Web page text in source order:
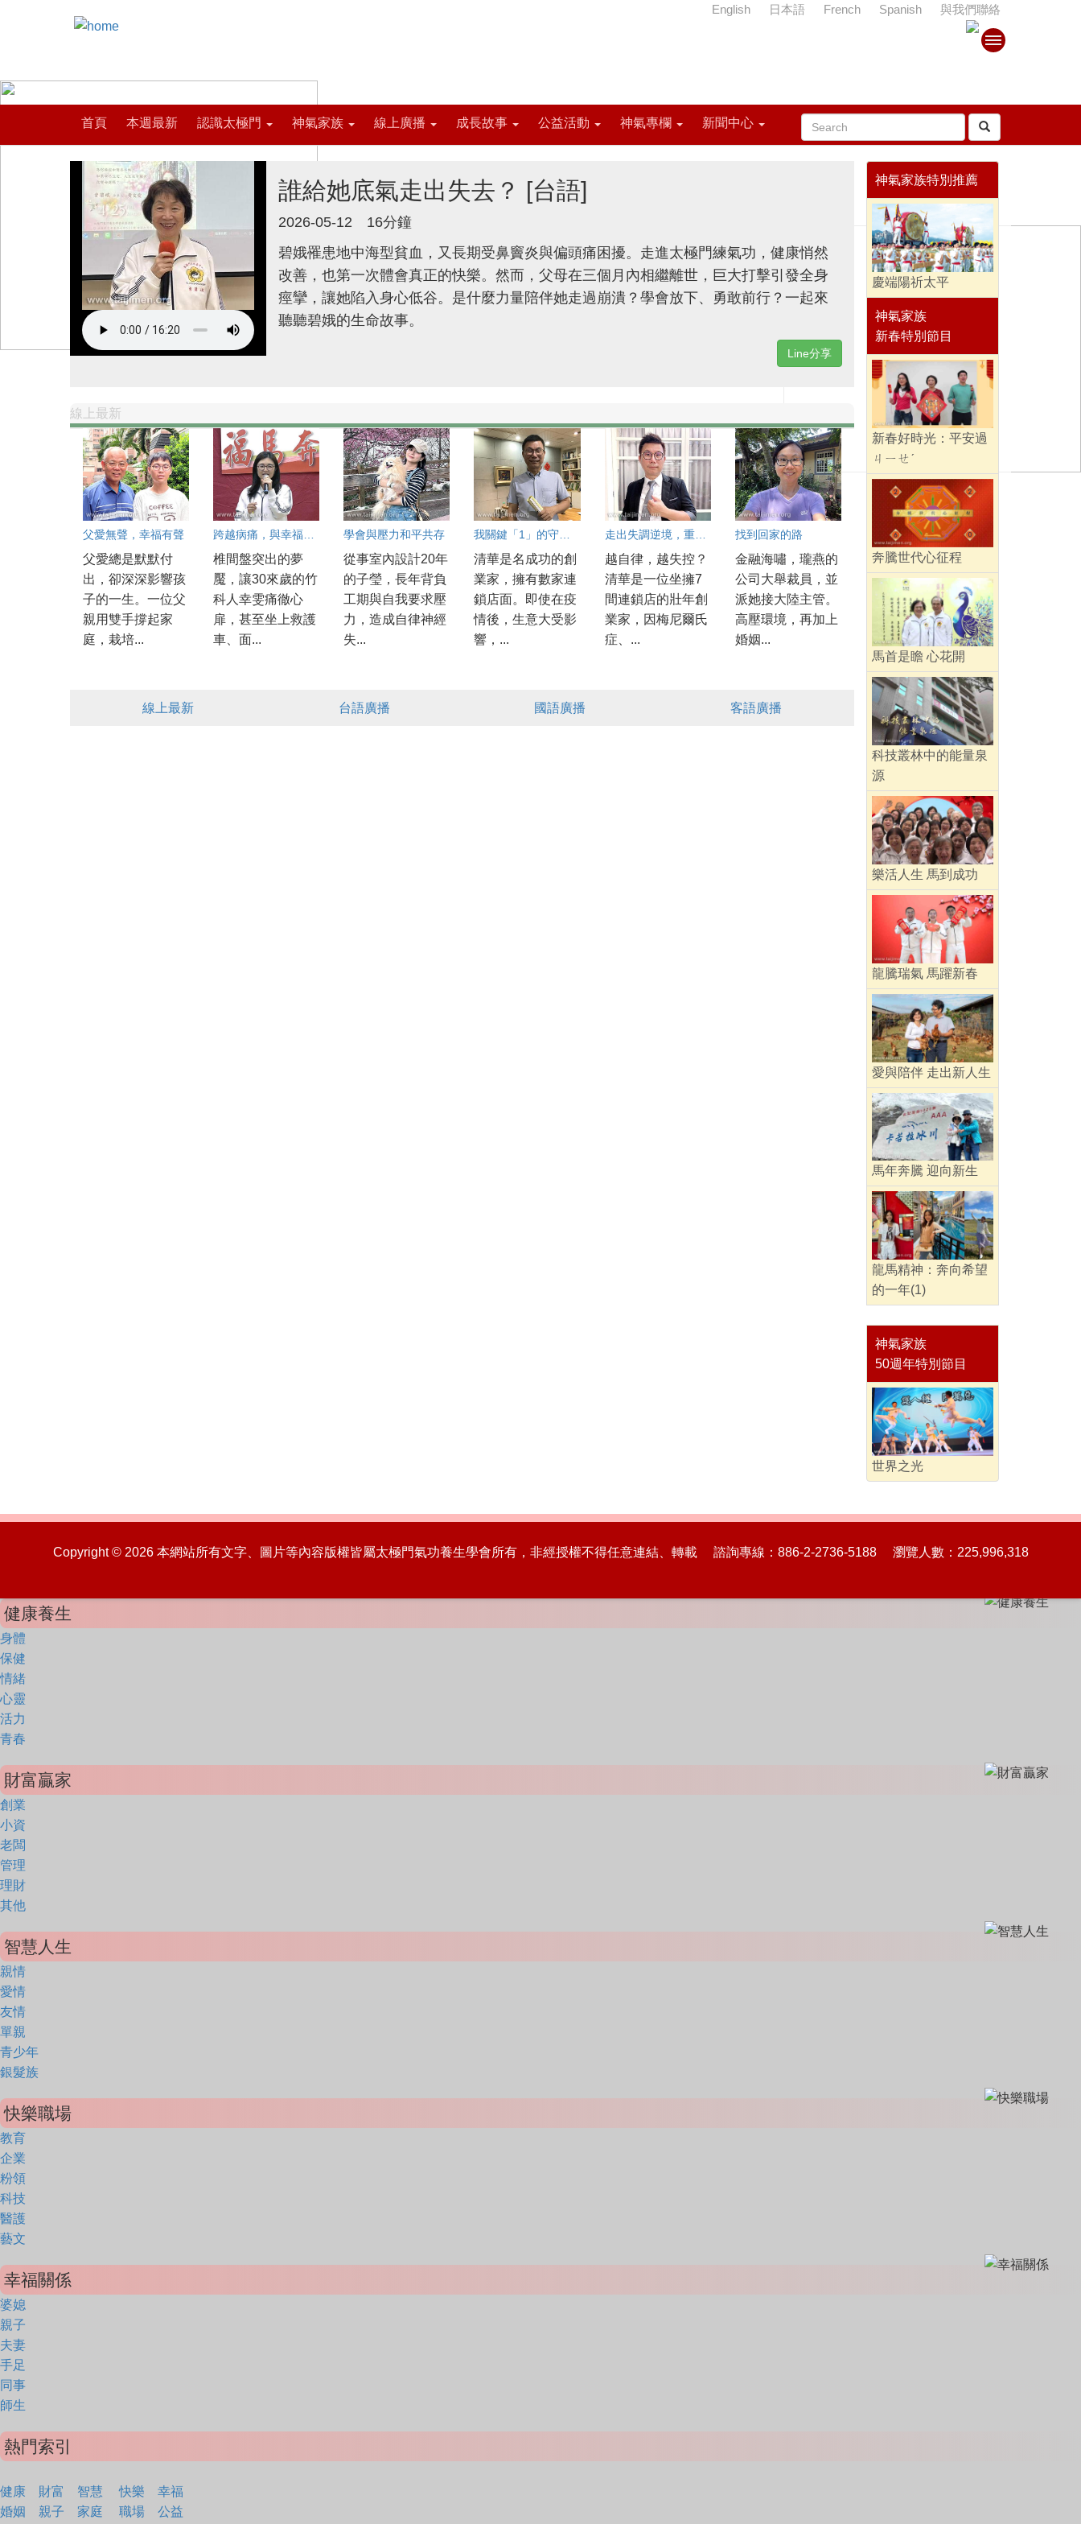
首頁 本週最新 認識太極門 神氣家族 線上廣播 成長故事 公益活動 神氣專欄 新聞中心
English 日本語 French Spanish 與我們聯絡
誰給她底氣走出失去？ [台語]
2026-05-12
16分鐘
碧娥罹患地中海型貧血，又長期受鼻竇炎與偏頭痛困擾。走進太極門練氣功，健康悄然
改善，也第一次體會真正的快樂。然而，父母在三個月內相繼離世，巨大打擊引發全身
痙攣，讓她陷入身心低谷。是什麼力量陪伴她走過崩潰？學會放下、勇敢前行？一起來
聽聽碧娥的生命故事。
Line分享
線上最新
父愛無聲，幸福有聲
父愛總是默默付
出，卻深深影響孩
子的一生。一位父
親用雙手撐起家
庭，栽培...
椎間盤突出的夢
魘，讓30來歲的竹
科人幸雯痛徹心
扉，甚至坐上救護
車、面...
學會與壓力和平共存
從事室內設計20年
的子瑩，長年背負
工期與自我要求壓
力，造成自律神經
失...
清華是名成功的創
業家，擁有數家連
鎖店面。即使在疫
情後，生意大受影
響，...
走出失調逆境，重獲陽光
越自律，越失控？
清華是一位坐擁7
間連鎖店的壯年創
業家，因梅尼爾氏
症、...
找到回家的路
金融海嘯，瓏燕的
公司大舉裁員，並
派她接大陸主管。
高壓環境，再加上
婚姻...
線上最新 台語廣播 國語廣播 客語廣播
神氣家族特別推薦
慶端陽祈太平
神氣家族
新春特別節目
新春好時光：平安過
ㄐㄧㄝˊ
奔騰世代心征程
馬首是瞻 心花開
科技叢林中的能量泉
源
樂活人生 馬到成功
龍騰瑞氣 馬躍新春
愛與陪伴 走出新人生
馬年奔騰 迎向新生
龍馬精神：奔向希望
的一年(1)
神氣家族
50週年特別節目
世界之光
Copyright © 2026 本網站所有文字、圖片等內容版權皆屬太極門氣功養生學會所有，非經授權不得任意連結、轉載 諮詢專線：886-2-2736-5188 瀏覽人數：225,996,318
健康養生
身體
保健
情緒
心靈
活力
青春
財富贏家
創業
小資
老闆
管理
理財
其他
智慧人生
親情
愛情
友情
單親
青少年
銀髮族
快樂職場
教育
企業
粉領
科技
醫護
藝文
幸福關係
婆媳
親子
夫妻
手足
同事
師生
熱門索引
健康 財富 智慧 快樂
幸福
婚姻
親子 家庭 職場 公益